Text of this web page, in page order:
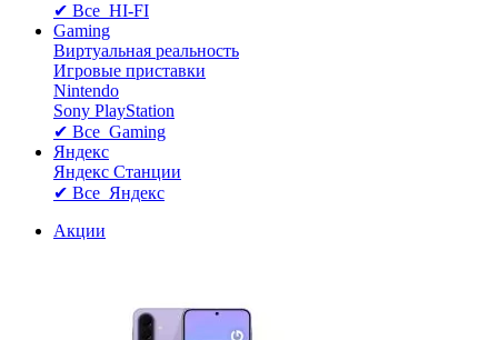
✔ Все HI-FI
Gaming
Виртуальная реальность
Игровые приставки
Nintendo
Sony PlayStation
✔ Все Gaming
Яндекс
Яндекс Станции
✔ Все Яндекс
Акции